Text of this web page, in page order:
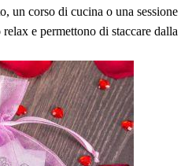
un corso di cucina o una sessione
e permettono di staccare dalla